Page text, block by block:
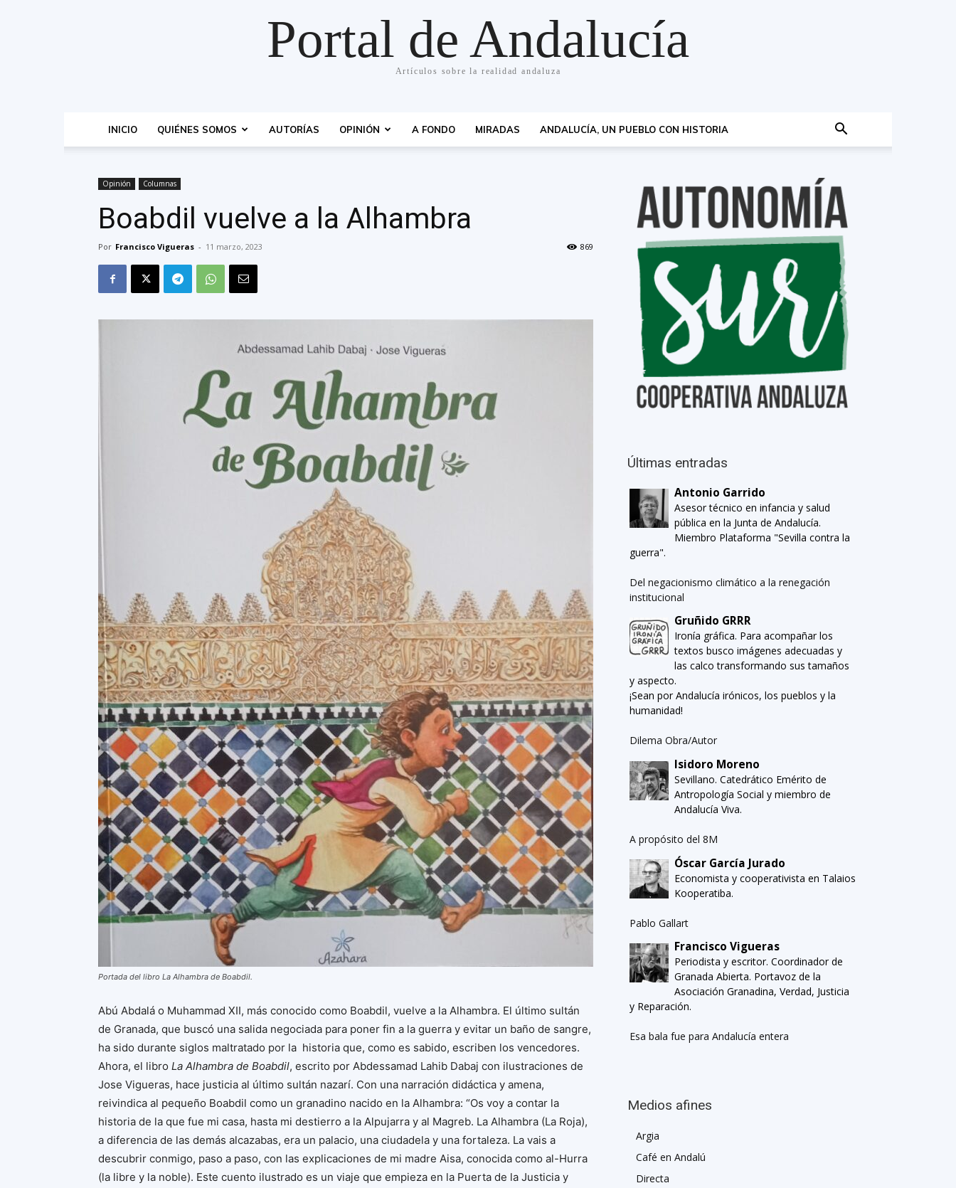
Portal de Andalucía
Artículos sobre la realidad andaluza
INICIO QUIÉNES SOMOS AUTORÍAS OPINIÓN A FONDO MIRADAS ANDALUCÍA, UN PUEBLO CON HISTORIA
Opinión Columnas
Boabdil vuelve a la Alhambra
Por Francisco Vigueras - 11 marzo, 2023 869
Portada del libro La Alhambra de Boabdil.
Abú Abdalá o Muhammad XII, más conocido como Boabdil, vuelve a la Alhambra. El último sultán
de Granada, que buscó una salida negociada para poner fin a la guerra y evitar un baño de sangre,
ha sido durante siglos maltratado por la historia que, como es sabido, escriben los vencedores.
Ahora, el libro La Alhambra de Boabdil, escrito por Abdessamad Lahib Dabaj con ilustraciones de
Jose Vigueras, hace justicia al último sultán nazarí. Con una narración didáctica y amena,
reivindica al pequeño Boabdil como un granadino nacido en la Alhambra: “Os voy a contar la
historia de la que fue mi casa, hasta mi destierro a la Alpujarra y al Magreb. La Alhambra (La Roja),
a diferencia de las demás alcazabas, era un palacio, una ciudadela y una fortaleza. La vais a
descubrir conmigo, paso a paso, con las explicaciones de mi madre Aisa, conocida como al-Hurra
(la libre y la noble). Este cuento ilustrado es un viaje que empieza en la Puerta de la Justicia y
Últimas entradas
Antonio Garrido
Asesor técnico en infancia y salud
pública en la Junta de Andalucía.
Miembro Plataforma "Sevilla contra la
guerra".
Del negacionismo climático a la renegación
institucional
Gruñido GRRR
Ironía gráfica. Para acompañar los
textos busco imágenes adecuadas y
las calco transformando sus tamaños
y aspecto.
¡Sean por Andalucía irónicos, los pueblos y la
humanidad!
Dilema Obra/Autor
Isidoro Moreno
Sevillano. Catedrático Emérito de
Antropología Social y miembro de
Andalucía Viva.
A propósito del 8M
Óscar García Jurado
Economista y cooperativista en Talaios
Kooperatiba.
Pablo Gallart
Francisco Vigueras
Periodista y escritor. Coordinador de
Granada Abierta. Portavoz de la
Asociación Granadina, Verdad, Justicia
y Reparación.
Esa bala fue para Andalucía entera
Medios afines
Argia
Café en Andalú
Directa